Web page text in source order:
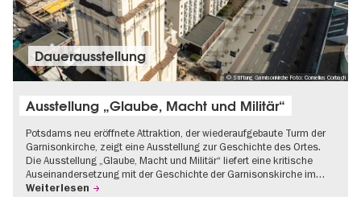
© Stiftung Garnisonkirche Foto: Cornelius Corbach
Dauer­aus­stel­lung
Ausstellung „Glaube, Macht und Militär“
Potsdams neu eröffnete Attraktion, der wiederaufgebaute Turm der
Garnisonkirche, zeigt eine Ausstellung zur Geschichte des Ortes.
Die Ausstellung „Glaube, Macht und Militär“ liefert eine kritische
Auseinandersetzung mit der Geschichte der Garnisonskirche im…
Weiterlesen